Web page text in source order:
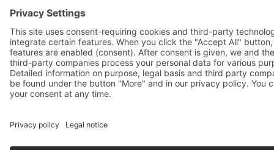
This site uses consent-requiring cookies and third-party
integrate certain features. When you click the "Accept All"
features are enabled (consent). After consent is given, we and
involved third-party companies process your personal data for
companies can be found under the button "More" and in our